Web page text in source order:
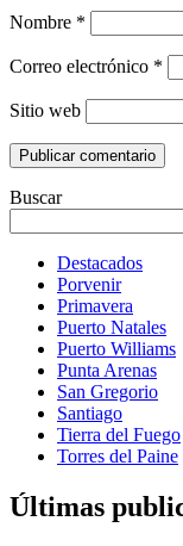
Nombre *
Correo electrónico *
Sitio web
Buscar
Destacados
Porvenir
Primavera
Puerto Natales
Puerto Williams
Punta Arenas
San Gregorio
Santiago
Tierra del Fuego
Torres del Paine
Últimas